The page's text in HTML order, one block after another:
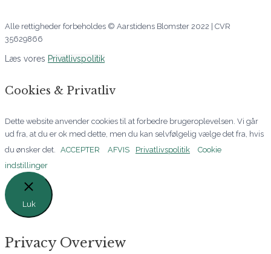
Alle rettigheder forbeholdes © Aarstidens Blomster 2022 | CVR
35629866
Læs vores Privatlivspolitik
Cookies & Privatliv
Dette website anvender cookies til at forbedre brugeroplevelsen. Vi går
ud fra, at du er ok med dette, men du kan selvfølgelig vælge det fra, hvis
du ønsker det. ACCEPTER AFVIS Privatlivspolitik
Cookie
indstillinger
Luk
Privacy Overview